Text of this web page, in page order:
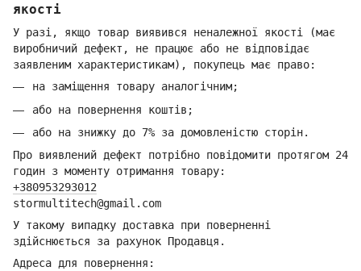
якості
У разі, якщо товар виявився неналежної якості (має
виробничий дефект, не працює або не відповідає
заявленим характеристикам), покупець має право:
на заміщення товару аналогічним;
або на повернення коштів;
або на знижку до 7% за домовленістю сторін.
Про виявлений дефект потрібно повідомити протягом 24
годин з моменту отримання товару:
+380953293012
stormultitech@gmail.com
У такому випадку доставка при поверненні
здійснюється за рахунок Продавця.
Адреса для повернення: